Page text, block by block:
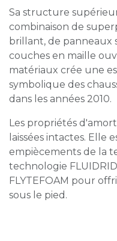
Sa structure
combinaison de
brillant, de panneaux
couches en maille
matériaux crée une
symbolique des
dans les années 2010.
Les propriétés
laissées intactes. Elle
empiècements de la
technologie
FLYTEFOAM pour
sous le pied.